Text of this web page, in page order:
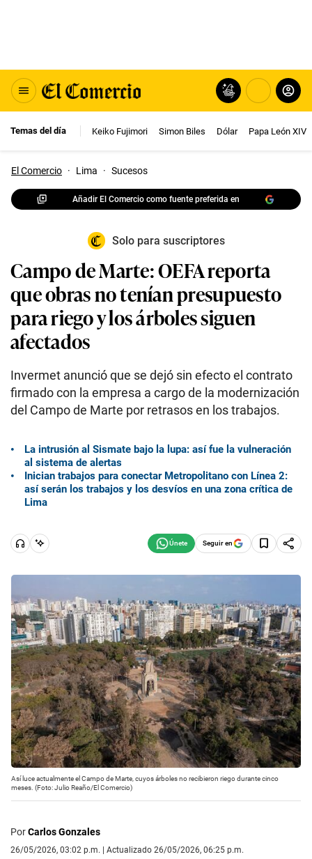
Temas del día Keiko Fujimori Simon Biles Dólar Papa León XIV
El Comercio · Lima · Sucesos
Añadir El Comercio como fuente preferida en
Solo para suscriptores
Campo de Marte: OEFA reporta
que obras no tenían presupuesto
para riego y los árboles siguen
afectados
Invermet anunció que se dejó sin efecto el contrato
firmado con la empresa a cargo de la modernización
del Campo de Marte por retrasos en los trabajos.
La intrusión al Sismate bajo la lupa: así fue la vulneración
al sistema de alertas
Inician trabajos para conectar Metropolitano con Línea 2:
así serán los trabajos y los desvíos en una zona crítica de
Lima
Seguir en
Así luce actualmente el Campo de Marte, cuyos árboles no recibieron riego durante cinco
meses. (Foto: Julio Reaño/El Comercio)
PorCarlos Gonzales
26/05/2026, 03:02 p.m. | Actualizado 26/05/2026, 06:25 p.m.